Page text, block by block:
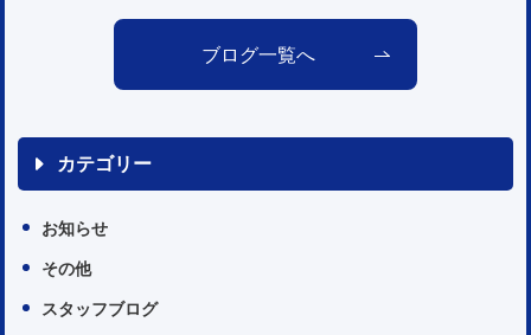
ブログ一覧へ
カテゴリー
お知らせ
その他
スタッフブログ